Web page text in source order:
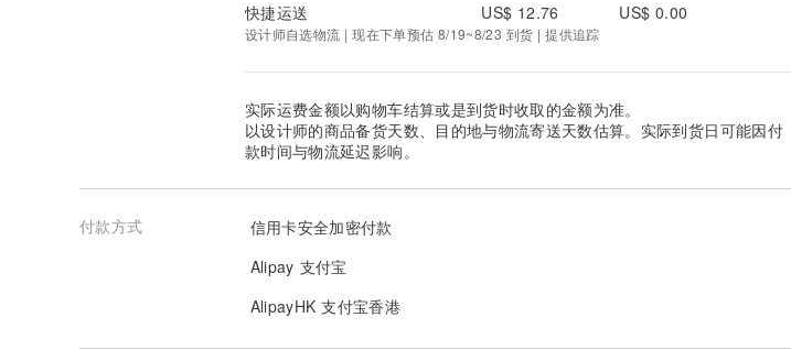
快捷运送 US$ 12.76 US$ 0.00
设计师自选物流 | 现在下单预估 8/19~8/23 到货 | 提供追踪
实际运费金额以购物车结算或是到货时收取的金额为准。
以设计师的商品备货天数、目的地与物流寄送天数估算。实际到货日可能因付
款时间与物流延迟影响。
付款方式
信用卡安全加密付款
Alipay 支付宝
AlipayHK 支付宝香港